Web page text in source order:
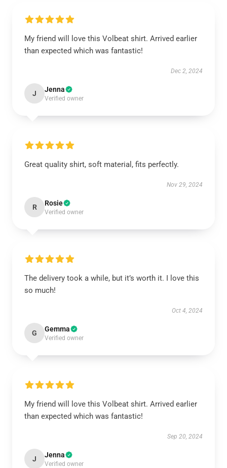
My friend will love this Volbeat shirt. Arrived earlier
than expected which was fantastic!
Dec 2, 2024
J Jenna
Verified owner
Great quality shirt, soft material, fits perfectly.
Nov 29, 2024
R Rosie
Verified owner
The delivery took a while, but it’s worth it. I love this
so much!
Oct 4, 2024
G Gemma
Verified owner
My friend will love this Volbeat shirt. Arrived earlier
than expected which was fantastic!
Sep 20, 2024
J Jenna
Verified owner